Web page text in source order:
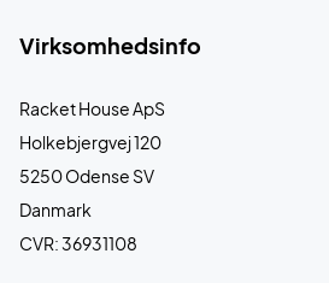
Virksomhedsinfo
Racket House ApS
Holkebjergvej 120
5250 Odense SV
Danmark
CVR: 36931108